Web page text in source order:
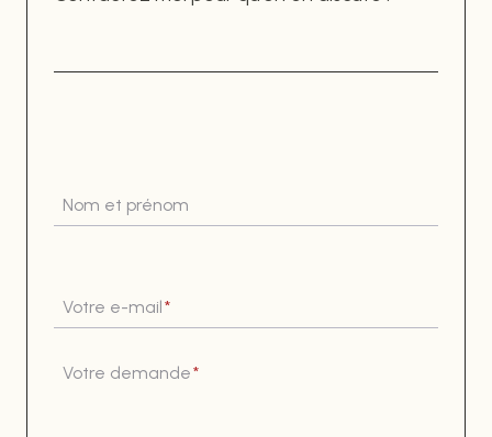
Nom et prénom
Votre e-mail*
Votre demande*